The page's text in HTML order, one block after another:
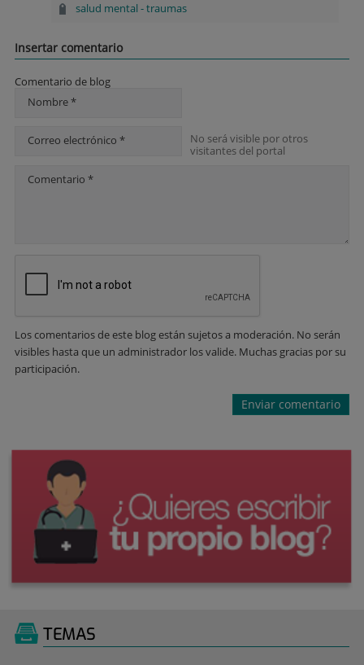
salud mental -traumas
Insertar comentario
Comentario de blog
Nombre *
Correo electrónico *
No será visible por otros
visitantes del portal
Comentario *
Los comentarios de este blog están sujetos a moderación. No serán
visibles hasta que un administrador los valide. Muchas gracias por su
participación.
TEMAS